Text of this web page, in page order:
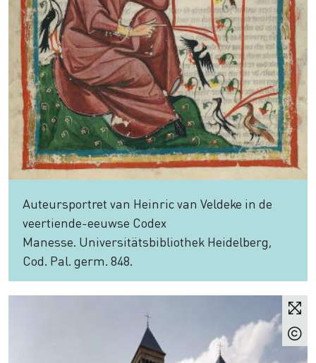
Auteursportret van Heinric van Veldeke in de
veertiende-eeuwse Codex
Manesse. Universitätsbibliothek Heidelberg,
Cod. Pal. germ. 848.